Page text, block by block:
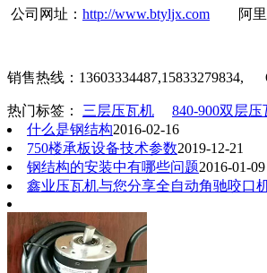
公司网址： http://www.btyljx.com 阿
销售热线：
热门标签： 三层压瓦机
840-900双层压
什么是钢结构2016-02-16
750楼承板设备技术参数2019-12-21
钢结构的安装中有哪些问题2016-01-09
鑫业压瓦机与您分享全自动角驰咬口